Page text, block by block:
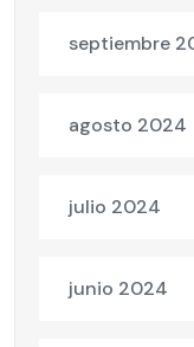
septiembre
agosto 2024
julio 2024
junio 2024